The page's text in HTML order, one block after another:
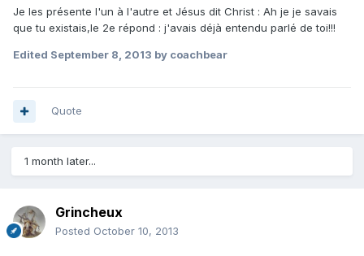
Je les présente l'un à l'autre et Jésus dit Christ : Ah je je savais
que tu existais,le 2e répond : j'avais déjà entendu parlé de toi!!!
Edited September 8, 2013 by coachbear
Quote
1 month later...
Grincheux
Posted October 10, 2013